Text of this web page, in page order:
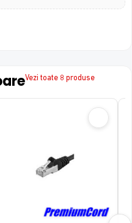
Vezi toate 8 produse